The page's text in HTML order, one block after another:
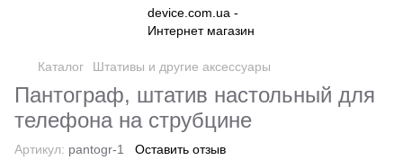
Каталог Штативы и другие аксессуары
Пантограф, штатив настольный для
телефона на струбцине
Артикул: pantogr-1 Оставить отзыв